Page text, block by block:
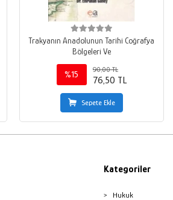
Trakyanın Anadolunun Tarihi Coğrafya
Bölgeleri Ve
%15
90,00 TL
76,50 TL
Sepete Ekle
Kategoriler
Hukuk